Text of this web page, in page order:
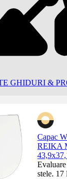
GHIDURI &
Capac
REIKA
stele. 17